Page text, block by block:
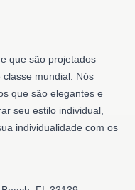
que são projetados
mundial. Nós
que são elegantes e
seu estilo individual,
individualidade com os